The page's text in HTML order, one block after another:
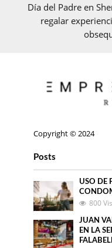
Día del Padre en
regalar
Copyright © 2024
Posts
USO DE
800
JUAN
EN LA